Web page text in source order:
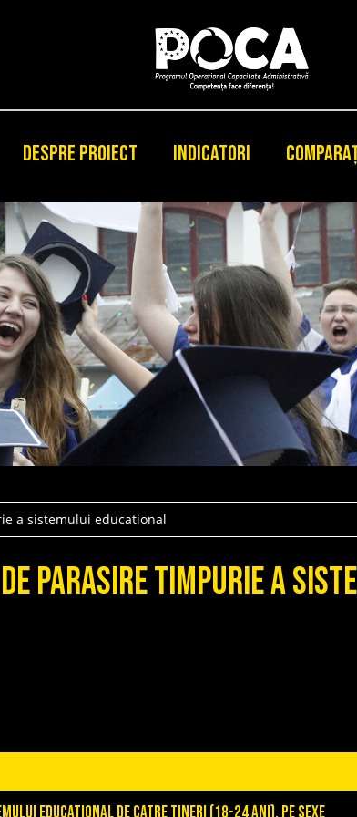
DESPRE PROIECT INDICATORI
a sistemului educational
parasire timpurie a